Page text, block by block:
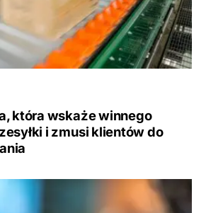
która wskaże winnego
i zmusi klientów do